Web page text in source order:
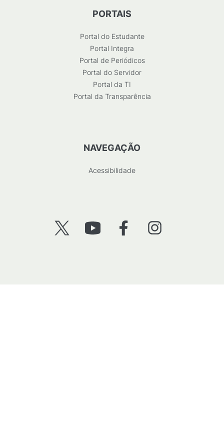
PORTAIS
Portal do Estudante
Portal Integra
Portal de Periódicos
Portal do Servidor
Portal da TI
Portal da Transparência
NAVEGAÇÃO
Acessibilidade